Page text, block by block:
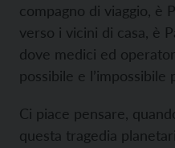
compagno di viaggio, è
verso i vicini di casa, è
dove medici ed
possibile e l’impossibile
Ci piace pensare,
questa tragedia